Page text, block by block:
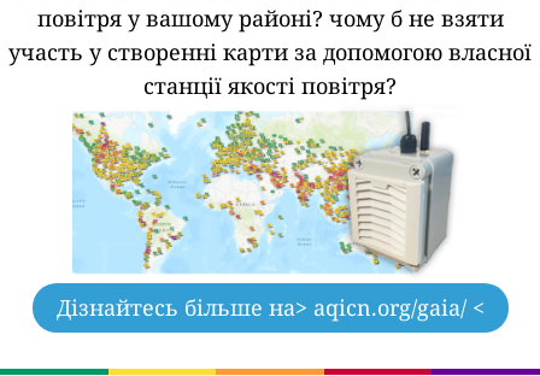
повітря у вашому районі? чому б не взяти
участь у створенні карти за допомогою власної
станції якості повітря?
Дізнайтесь більше на> aqicn.org/gaia/ <